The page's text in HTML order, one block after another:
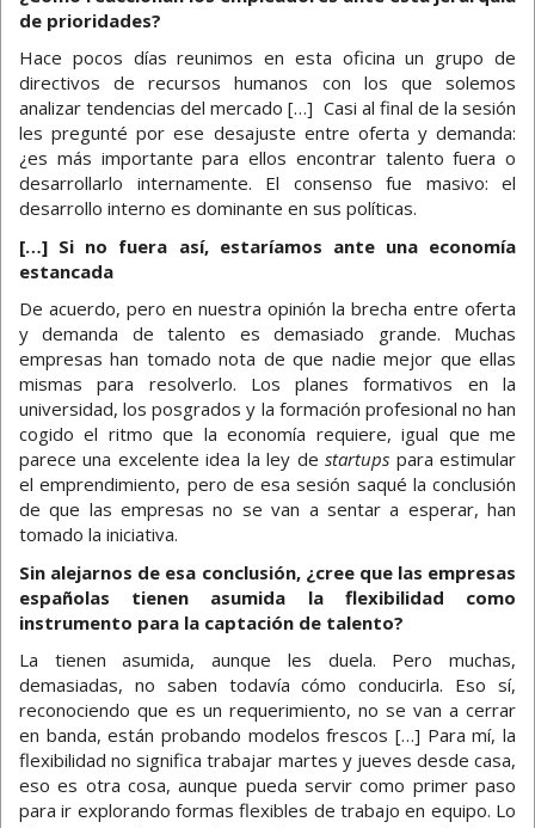
de prioridades?
Hace pocos días reunimos en esta oficina un grupo de
directivos de recursos humanos con los que solemos
analizar tendencias del mercado […] Casi al final de la sesión
les pregunté por ese desajuste entre oferta y demanda:
¿es más importante para ellos encontrar talento fuera o
desarrollarlo internamente. El consenso fue masivo: el
desarrollo interno es dominante en sus políticas.
[…] Si no fuera así, estaríamos ante una economía
estancada
De acuerdo, pero en nuestra opinión la brecha entre oferta
y demanda de talento es demasiado grande. Muchas
empresas han tomado nota de que nadie mejor que ellas
mismas para resolverlo. Los planes formativos en la
universidad, los posgrados y la formación profesional no han
cogido el ritmo que la economía requiere, igual que me
parece una excelente idea la ley destartups para estimular
el emprendimiento, pero de esa sesión saqué la conclusión
de que las empresas no se van a sentar a esperar, han
tomado la iniciativa.
Sin alejarnos de esa conclusión, ¿cree que las empresas
españolas tienen asumida la flexibilidad como
instrumento para la captación de talento?
La tienen asumida, aunque les duela. Pero muchas,
demasiadas, no saben todavía cómo conducirla. Eso sí,
reconociendo que es un requerimiento, no se van a cerrar
en banda, están probando modelos frescos […] Para mí, la
flexibilidad no significa trabajar martes y jueves desde casa,
eso es otra cosa, aunque pueda servir como primer paso
para ir explorando formas flexibles de trabajo en equipo. Lo